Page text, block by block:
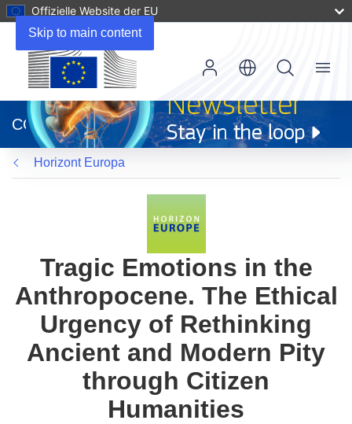
Skip to main content
Offizielle Website der EU
neuem
Fenster)
CORDIS
Menu
Horizont Europa
Tragic Emotions in the
Anthropocene. The Ethical
Urgency of Rethinking
Ancient and Modern Pity
through Citizen
Humanities